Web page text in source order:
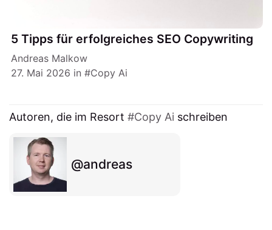
5 Tipps für erfolgreiches SEO Copywriting
Andreas Malkow
27. Mai 2026 in Copy Ai
Autoren, die im Resort Copy Ai schreiben
andreas